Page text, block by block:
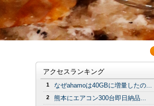
アクセスランキング
1 なぜahamoは40GBに増量したの...
2 熊本にエアコン300台即日納品...